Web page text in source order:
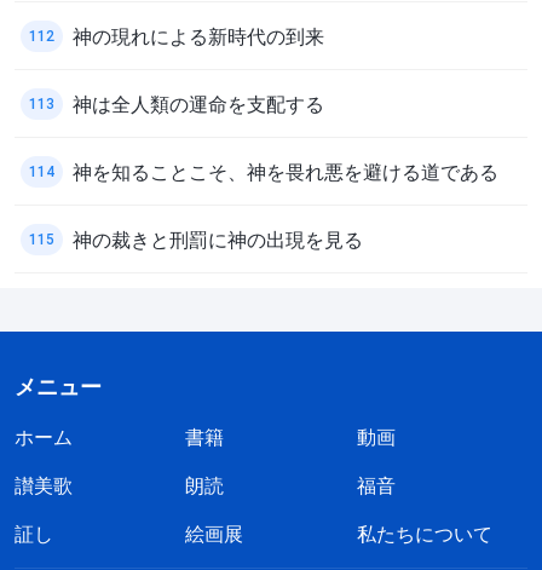
112 神の現れによる新時代の到来
113 神は全人類の運命を支配する
114 神を知ることこそ、神を畏れ悪を避ける道である
115 神の裁きと刑罰に神の出現を見る
メニュー
ホーム 書籍
動画
讃美歌
朗読
福音
証し
絵画展 私たちについて